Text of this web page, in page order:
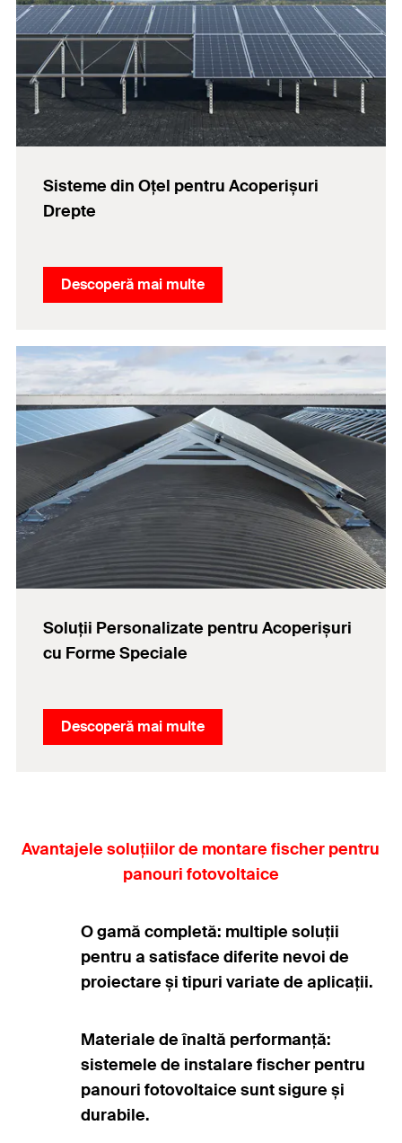
Sisteme din Oțel pentru Acoperișuri
Drepte
Descoperă mai multe
Soluții Personalizate pentru Acoperișuri
cu Forme Speciale
Descoperă mai multe
Avantajele soluțiilor de montare fischer pentru
panouri fotovoltaice
O gamă completă: multiple soluții
pentru a satisface diferite nevoi de
proiectare și tipuri variate de aplicații.
Materiale de înaltă performanță:
sistemele de instalare fischer pentru
panouri fotovoltaice sunt sigure și
durabile.